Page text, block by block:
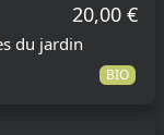
20,00 €
du jardin
BIO